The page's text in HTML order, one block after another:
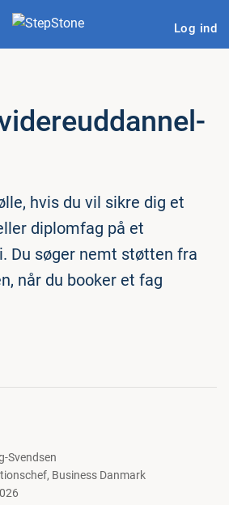
Log ind
hvis du vil sikre dig et
diplomfag på et
Du søger nemt støtten fra
når du booker et fag
Svendsen
, Business Danmark